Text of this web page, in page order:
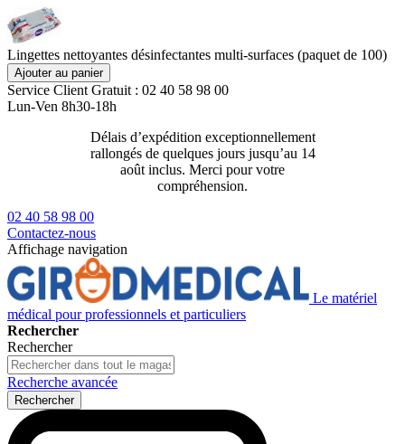
Lingettes nettoyantes désinfectantes multi-surfaces (paquet de 100)
Ajouter au panier
Service Client Gratuit : 02 40 58 98 00
Lun-Ven 8h30-18h
Délais d’expédition exceptionnellement
rallongés de quelques jours jusqu’au 14
août inclus. Merci pour votre
compréhension.
02 40 58 98 00
Contactez-nous
Affichage navigation
Le matériel
médical pour professionnels et particuliers
Rechercher
Rechercher
Recherche avancée
Rechercher